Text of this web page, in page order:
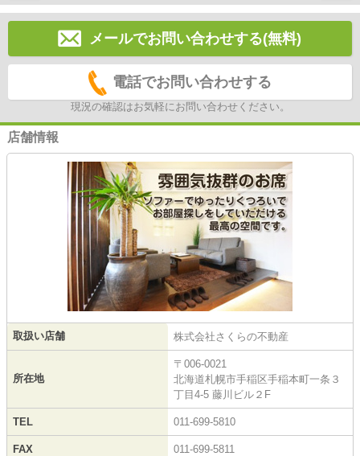
メールでお問い合わせする(無料)
電話でお問い合わせする
現況の確認はお気軽にお問い合わせください。
店舗情報
取扱い店舗 株式会社さくらの不動産
所在地
〒006-0021
北海道札幌市手稲区手稲本町一条３
丁目4-5 藤川ビル２F
TEL 011-699-5810
FAX 011-699-5811